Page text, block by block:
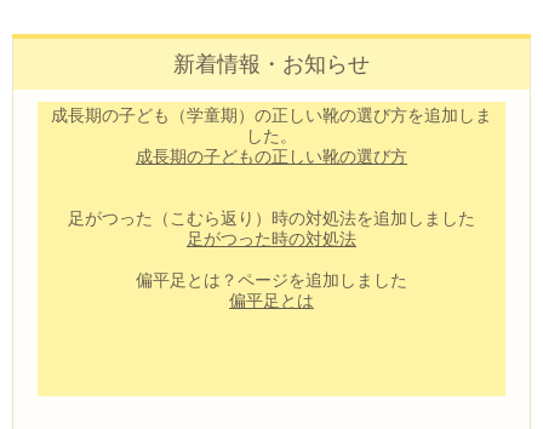
新着情報・お知らせ
成長期の子ども（学童期）の正しい靴の選び方を追加しま
した。
成長期の子どもの正しい靴の選び方
足がつった（こむら返り）時の対処法を追加しました
足がつった時の対処法
偏平足とは？ページを追加しました
偏平足とは